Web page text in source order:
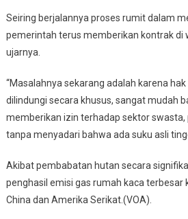
Seiring berjalannya proses rumit dalam
pemerintah terus memberikan kontrak di
ujarnya.
“Masalahnya sekarang adalah karena
dilindungi secara khusus, sangat mudah
memberikan izin terhadap sektor swasta,
tanpa menyadari bahwa ada suku asli
Akibat pembabatan hutan secara
penghasil emisi gas rumah kaca terbesar
China dan Amerika Serikat.(VOA).